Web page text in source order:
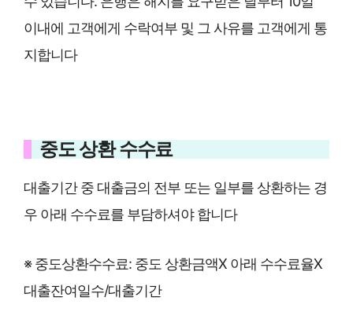
이내에 고객에게 수락여부 및 그 사유를 고객에게 통
지합니다
중도 상환 수수료
대출기간 중 대출금의 전부 또는 일부를 상환하는 경
우 아래 수수료를 부담하셔야 합니다
※ 중도상환수수료: 중도 상환금액X 아래 수수료율X
대출잔여일수/대출기간